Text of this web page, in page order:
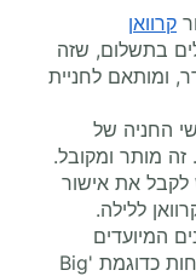
קרוואן
בתשלום, שזה
ומותאם לחניית
החניה של
זה מותר ומקובל.
את אישור
ללילה.
המיועדים
אבל במסגרת מועדון הנחות כדוגמת 'Big